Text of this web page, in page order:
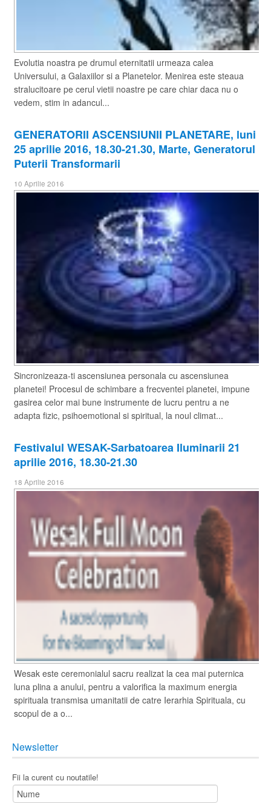
Evolutia noastra pe drumul eternitatii urmeaza calea
Universului, a Galaxiilor si a Planetelor. Menirea este steaua
stralucitoare pe cerul vietii noastre pe care chiar daca nu o
vedem, stim in adancul...
​GENERATORII ASCENSIUNII PLANETARE, luni
25 aprilie 2016, 18.30-21.30, Marte, Generatorul
Puterii Transformarii
10 Aprilie 2016
Sincronizeaza-ti ascensiunea personala cu ascensiunea
planetei! Procesul de schimbare a frecventei planetei, impune
gasirea celor mai bune instrumente de lucru pentru a ne
adapta fizic, psihoemotional si spiritual, la noul climat...
Festivalul WESAK-Sarbatoarea Iluminarii 21
aprilie 2016, 18.30-21.30
18 Aprilie 2016
Wesak este ceremonialul sacru realizat la cea mai puternica
luna plina a anului, pentru a valorifica la maximum energia
spirituala transmisa umanitatii de catre Ierarhia Spirituala, cu
scopul de a o...
Newsletter
Fii la curent cu noutatile!